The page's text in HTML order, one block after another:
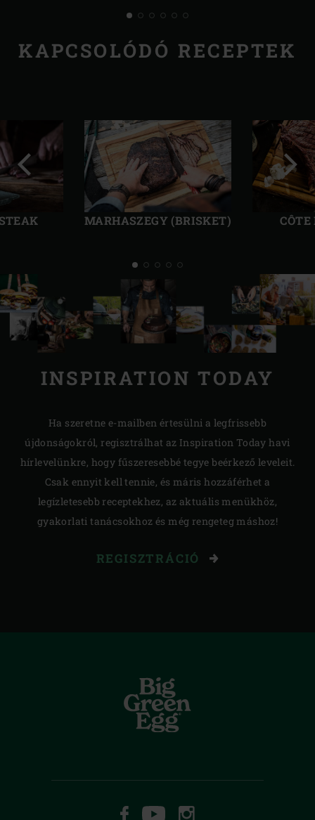
KAPCSOLÓDÓ RECEPTEK
MARHASZEGY (BRISKET) CÔTE
INSPIRATION TODAY
Ha szeretne e-mailben értesülni a legfrissebb
újdonságokról, regisztrálhat az Inspiration Today havi
hírlevelünkre, hogy fűszeresebbé tegye beérkező leveleit.
Csak ennyit kell tennie, és máris hozzáférhet a
legízletesebb receptekhez, az aktuális menükhöz,
gyakorlati tanácsokhoz és még rengeteg máshoz!
REGISZTRÁCIÓ
FACEBOOKYOUTUBE